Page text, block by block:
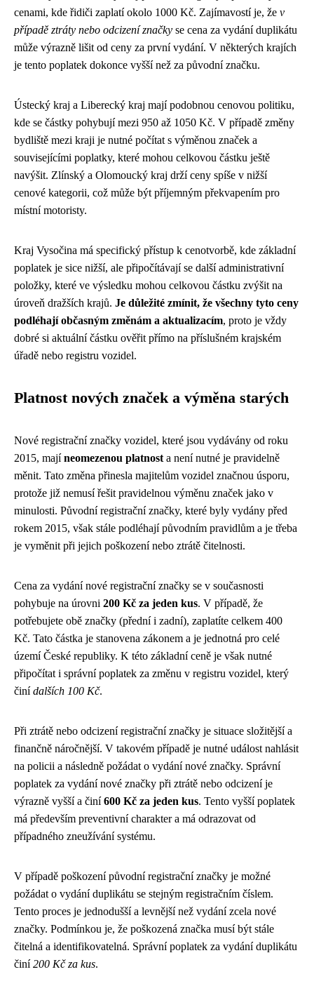
cenami, kde řidiči zaplatí okolo 1000 Kč. Zajímavostí je, že v
případě ztráty nebo odcizení značky se cena za vydání duplikátu
může výrazně lišit od ceny za první vydání. V některých krajích
je tento poplatek dokonce vyšší než za původní značku.
Ústecký kraj a Liberecký kraj mají podobnou cenovou politiku,
kde se částky pohybují mezi 950 až 1050 Kč. V případě změny
bydliště mezi kraji je nutné počítat s výměnou značek a
souvisejícími poplatky, které mohou celkovou částku ještě
navýšit. Zlínský a Olomoucký kraj drží ceny spíše v nižší
cenové kategorii, což může být příjemným překvapením pro
místní motoristy.
Kraj Vysočina má specifický přístup k cenotvorbě, kde základní
poplatek je sice nižší, ale připočítávají se další administrativní
položky, které ve výsledku mohou celkovou částku zvýšit na
úroveň dražších krajů. Je důležité zmínit, že všechny tyto ceny
podléhají občasným změnám a aktualizacím, proto je vždy
dobré si aktuální částku ověřit přímo na příslušném krajském
úřadě nebo registru vozidel.
Platnost nových značek a výměna starých
Nové registrační značky vozidel, které jsou vydávány od roku
2015, majíneomezenou platnost a není nutné je pravidelně
měnit. Tato změna přinesla majitelům vozidel značnou úsporu,
protože již nemusí řešit pravidelnou výměnu značek jako v
minulosti. Původní registrační značky, které byly vydány před
rokem 2015, však stále podléhají původním pravidlům a je třeba
je vyměnit při jejich poškození nebo ztrátě čitelnosti.
Cena za vydání nové registrační značky se v současnosti
pohybuje na úrovni 200 Kč za jeden kus. V případě, že
potřebujete obě značky (přední i zadní), zaplatíte celkem 400
Kč. Tato částka je stanovena zákonem a je jednotná pro celé
území České republiky. K této základní ceně je však nutné
připočítat i správní poplatek za změnu v registru vozidel, který
činídalších 100 Kč.
Při ztrátě nebo odcizení registrační značky je situace složitější a
finančně náročnější. V takovém případě je nutné událost nahlásit
na policii a následně požádat o vydání nové značky. Správní
poplatek za vydání nové značky při ztrátě nebo odcizení je
výrazně vyšší a činí600 Kč za jeden kus. Tento vyšší poplatek
má především preventivní charakter a má odrazovat od
případného zneužívání systému.
V případě poškození původní registrační značky je možné
požádat o vydání duplikátu se stejným registračním číslem.
Tento proces je jednodušší a levnější než vydání zcela nové
značky. Podmínkou je, že poškozená značka musí být stále
čitelná a identifikovatelná. Správní poplatek za vydání duplikátu
činí200 Kč za kus.